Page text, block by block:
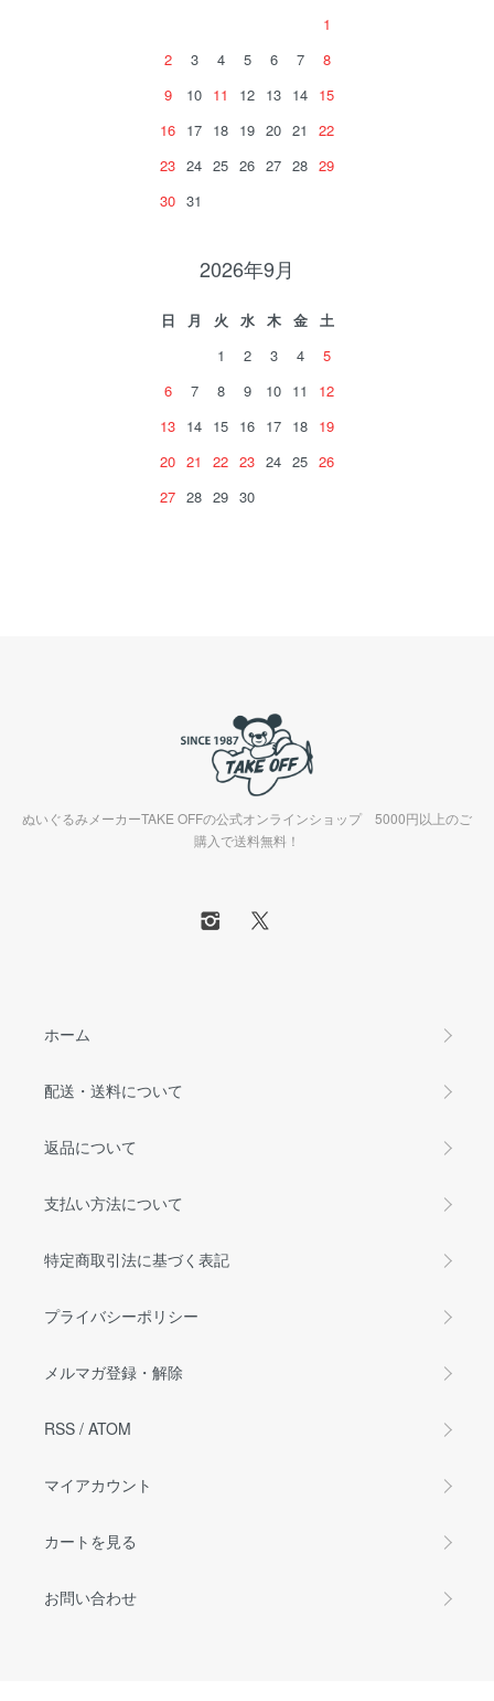
1
2
3 4 5 6 7
8
9
10 11 12 13 14 15
16 17 18 19 20 21
22
23 24 25 26 27 28 29
30 31
2026年9月
日 月 火 水 木 金
土
1
2 3 4
5
6
7 8 9 10 11
12
13 14 15 16 17 18 19
20 21 22 23 24 25 26
27 28 29 30
ぬいぐるみメーカーTAKE OFFの公式オンラインショップ 5000円以上のご
購入で送料無料！
ホーム
配送・送料について
返品について
支払い方法について
特定商取引法に基づく表記
プライバシーポリシー
メルマガ登録・解除
RSS / ATOM
マイアカウント
カートを見る
お問い合わせ